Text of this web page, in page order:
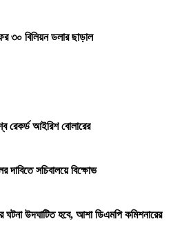
৩০ বিলিয়ন ডলার ছাড়াল
রেকর্ড আইরিশ বোলারের
দাবিতে সচিবালয়ে বিক্ষোভ
উদঘাটিত হবে, আশা ডিএমপি কমিশনারের